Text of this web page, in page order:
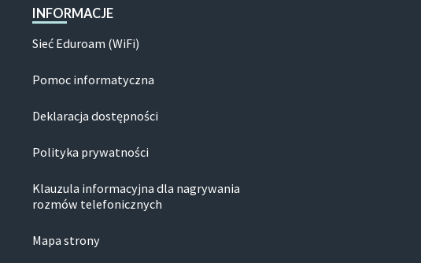
INFORMACJE
Sieć Eduroam (WiFi)
Pomoc informatyczna
Deklaracja dostępności
Polityka prywatności
Klauzula informacyjna dla nagrywania
rozmów telefonicznych
Mapa strony